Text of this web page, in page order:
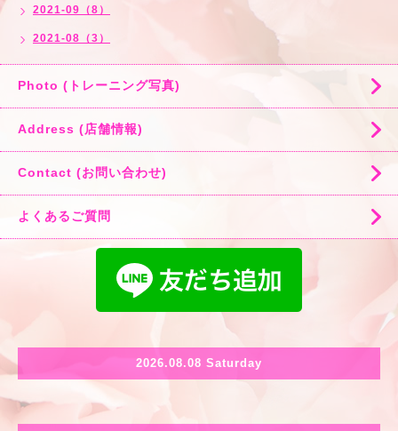
2021-09（8）
2021-08（3）
Photo (トレーニング写真)
Address (店舗情報)
Contact (お問い合わせ)
よくあるご質問
2026.08.08 Saturday